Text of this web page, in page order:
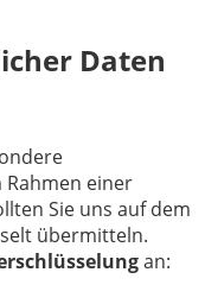
Daten
Rahmen einer
Sie uns auf dem
übermitteln.
an: